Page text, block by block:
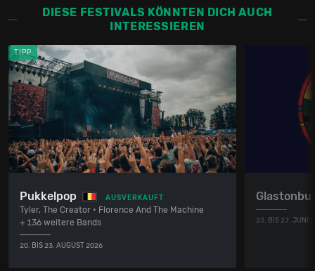
DIESE FESTIVALS KÖNNTEN DICH AUCH
INTERESSIEREN
TIPP
Pukkelpop AUSVERKAUFT
Tyler, The Creator • Florence And The Machine
+ 136 weitere Bands
20. BIS 23. AUGUST 2026
23. BIS 27. JUNI